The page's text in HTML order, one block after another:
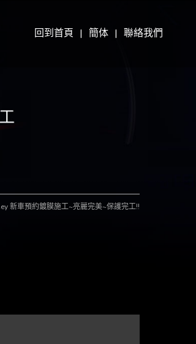
回到首頁 | 簡体 | 聯絡我們
新車預約鍍膜施工~亮麗完美~保護完工!!